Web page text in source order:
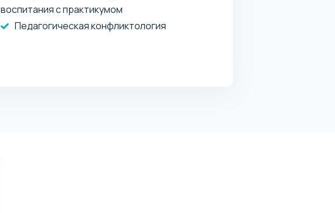
воспитания с практикумом
Педагогическая конфликтология